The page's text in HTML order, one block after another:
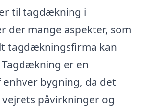
til tagdækning i
der mange aspekter, som
tagdækningsfirma kan
er en
enhver bygning, da det
påvirkninger og